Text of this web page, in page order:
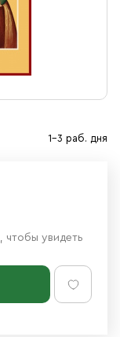
1-3 раб. дня
, чтобы увидеть